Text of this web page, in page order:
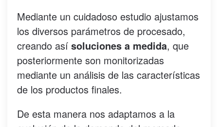
Mediante un cuidadoso estudio ajustamos
los diversos parámetros de procesado,
creando así soluciones a medida, que
posteriormente son monitorizadas
mediante un análisis de las características
de los productos finales.
De esta manera nos adaptamos a la